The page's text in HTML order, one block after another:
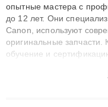
опытные мастера с
до 12 лет. Они
Canon, используют
оригинальные
обучение и
сохранением гарантии